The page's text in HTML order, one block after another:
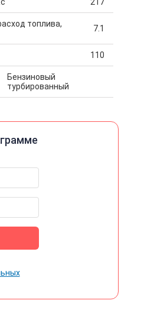
топлива,
7.1
110
Бензиновый
турбированный